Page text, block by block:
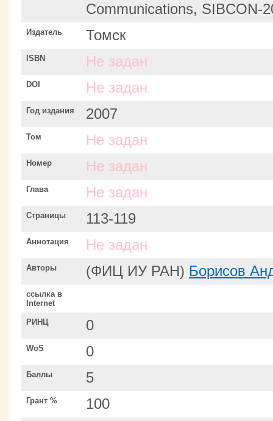
Communications, SIBCON-
Издатель Томск
ISBN Не задан
DOI Не задан
Год издания 2007
Том Не задан
Номер Не задан
Глава Не задан
Страницы 113-119
Аннотация Не задан
Авторы (ФИЦ ИУ РАН) Борисов
ссылка в
Internet
РИНЦ 0
WoS 0
Баллы 5
Грант % 100